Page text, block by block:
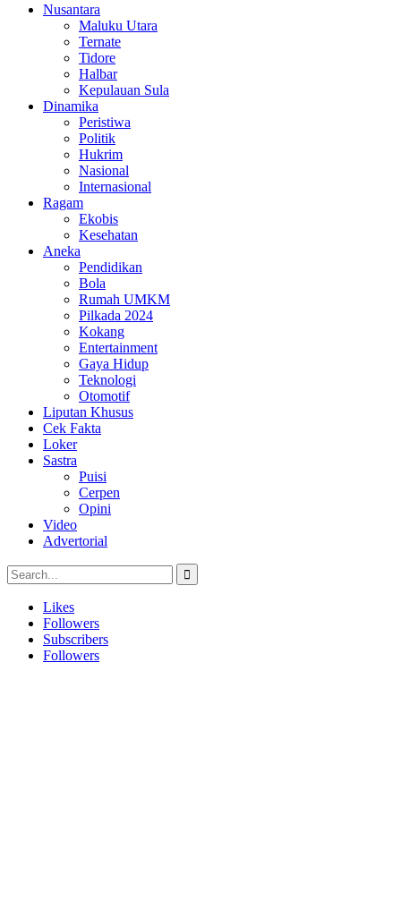
Nusantara
Maluku Utara
Ternate
Tidore
Halbar
Kepulauan Sula
Dinamika
Peristiwa
Politik
Hukrim
Nasional
Internasional
Ragam
Ekobis
Kesehatan
Aneka
Pendidikan
Bola
Rumah UMKM
Pilkada 2024
Kokang
Entertainment
Gaya Hidup
Teknologi
Otomotif
Liputan Khusus
Cek Fakta
Loker
Sastra
Puisi
Cerpen
Opini
Video
Advertorial
Likes
Followers
Subscribers
Followers